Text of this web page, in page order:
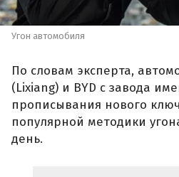
Угон автомобиля
По словам эксперта,
(Lixiang) и BYD с завода
прописывания нового
популярной методики
день.